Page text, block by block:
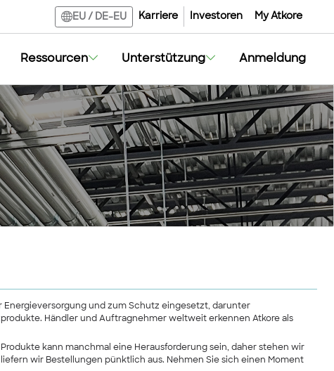
EU / DE-EU Karriere Investoren My Atkore
Ressourcen Unterstützung Anmeldung
und zum Schutz eingesetzt, darunter
Händler und Auftragnehmer weltweit erkennen Atkore als
kann manchmal eine Herausforderung sein, daher stehen wir
wir Bestellungen pünktlich aus. Nehmen Sie sich einen Moment